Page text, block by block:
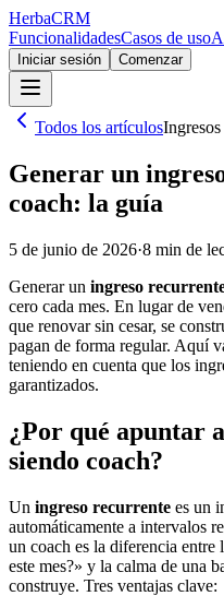
HerbaCRM
FuncionalidadesCasos de uso
Iniciar sesión Comenzar
Todos los artículosIngresos
Generar un
coach: la guía
5 de junio de 2026·8 min de
Generar un ingreso
cero cada mes. En lugar de
que renovar sin cesar, se
pagan de forma regular. Aquí
teniendo en cuenta que los
garantizados.
¿Por qué apuntar
siendo coach?
Un ingreso recurrente es un
automáticamente a intervalos
un coach es la diferencia
este mes?» y la calma de una
construye. Tres ventajas clave: